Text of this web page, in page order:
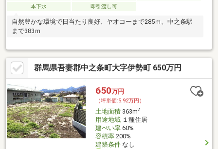
本下水
即引渡し可
自然豊かな環境で日当たり良好、ヤオコーまで285ｍ、中之条駅
まで383ｍ
群馬県吾妻郡中之条町大字伊勢町 650万円
650万円
（坪単価:5.92万円）
土地面積363m2
用途地域１種住居
建ぺい率60%
容積率200%
建築条件なし